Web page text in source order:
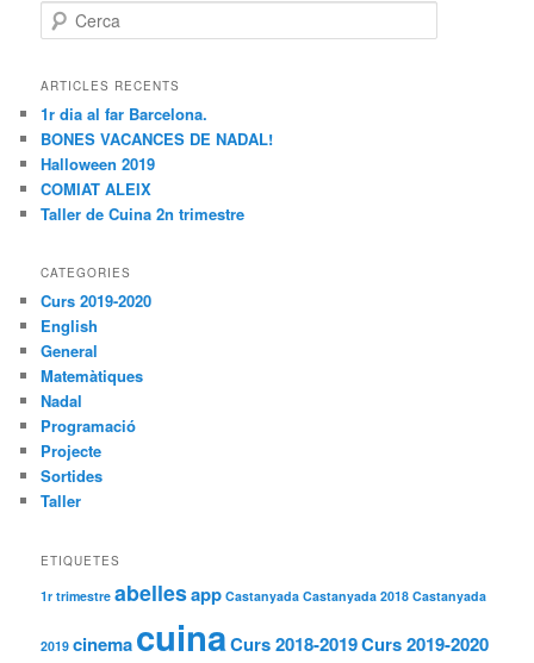
e
c
ARTICLES RECENTS
1r dia al far Barcelona.
BONES VACANCES DE NADAL!
Halloween 2019
COMIAT ALEIX
Taller de Cuina 2n trimestre
CATEGORIES
Curs 2019-2020
English
General
Matemàtiques
Nadal
Programació
Projecte
Sortides
Taller
ETIQUETES
1r trimestre abellesapp Castanyada Castanyada 2018 Castanyada
2019 cinemacuinaCurs 2018-2019Curs 2019-2020